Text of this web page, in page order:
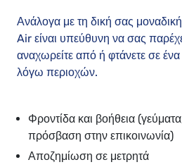
Ανάλογα με τη δική σας
Air είναι υπεύθυνη να σας
αναχωρείτε από ή φτάνετε σε
λόγω περιοχών.
Φροντίδα και βοήθεια
πρόσβαση στην επικοινωνία)
Αποζημίωση σε μετρητά